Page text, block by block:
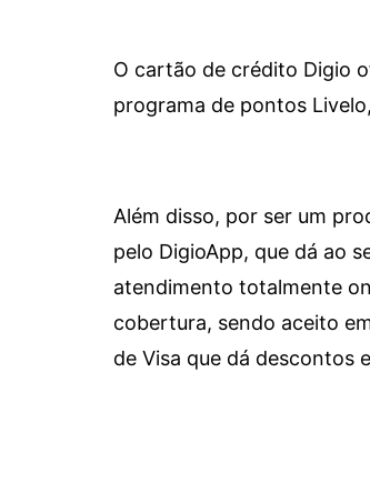
O cartão de crédito Digio
programa de pontos
Além disso, por ser um
pelo DigioApp, que dá ao
atendimento totalmente
cobertura, sendo aceito
de Visa que dá descontos